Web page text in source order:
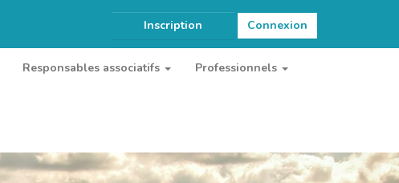
Inscription Connexion
Responsables associatifs Professionnels